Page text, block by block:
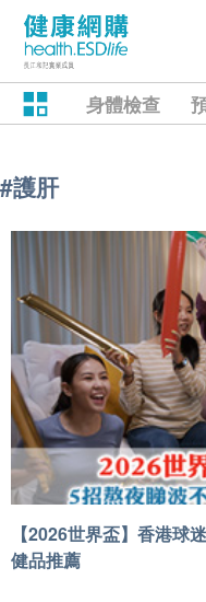
身體檢查
#護肝
【2026世界盃】香港球
健品推薦